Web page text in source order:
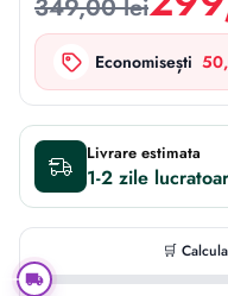
349,00 lei
Economisești
Livrare estimata
1-2 zile
🛒